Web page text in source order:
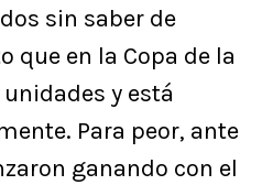
sin saber de
que en la Copa de la
y está
Para peor, ante
ganando con el